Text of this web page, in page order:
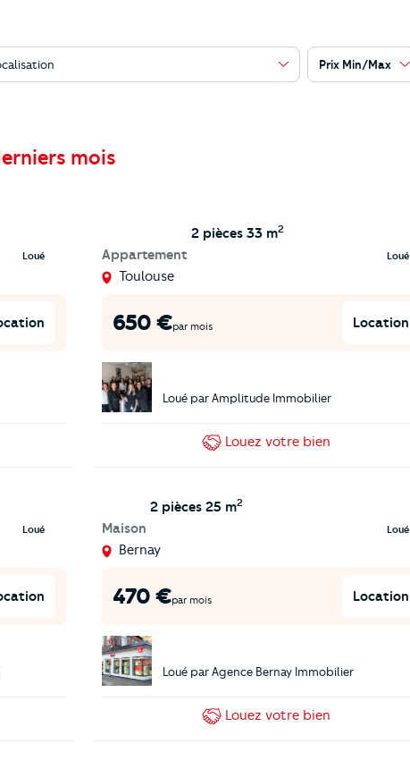
Prix Min/Max
mois
Loué Appartement
2 pièces 33 m2
Loué
Toulouse
650 €par mois Location
Loué parAmplitude Immobilier
Louez votre bien
Loué Maison
2 pièces 25 m2
Loué
Bernay
470 €par mois Location
Loué parAgence Bernay Immobilier
Louez votre bien